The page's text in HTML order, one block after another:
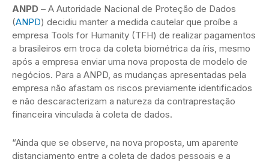
ANPD – A Autoridade Nacional de Proteção de Dados
(ANPD) decidiu manter a medida cautelar que proíbe a
empresa Tools for Humanity (TFH) de realizar pagamentos
a brasileiros em troca da coleta biométrica da íris, mesmo
após a empresa enviar uma nova proposta de modelo de
negócios. Para a ANPD, as mudanças apresentadas pela
empresa não afastam os riscos previamente identificados
e não descaracterizam a natureza da contraprestação
financeira vinculada à coleta de dados.
“Ainda que se observe, na nova proposta, um aparente
distanciamento entre a coleta de dados pessoais e a